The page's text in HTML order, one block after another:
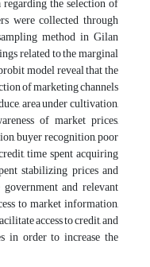
were collected through
method in Gilan
related to the marginal
model reveal that the
of marketing channels
area under cultivation,
of market prices,
buyer recognition, poor
time spent acquiring
stabilizing prices and
and relevant
to market information,
access to credit, and
in order to increase the